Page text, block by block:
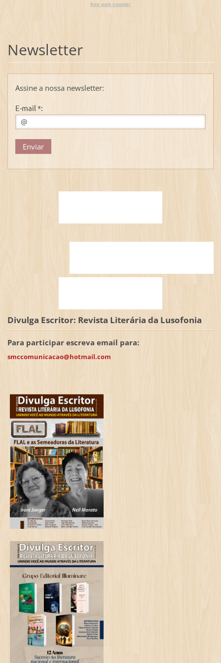
free web counter
Newsletter
Assine a nossa newsletter:
E-mail *:
Divulga Escritor: Revista Literária da Lusofonia
Para participar escreva email para:
smccomunicacao@hotmail.com